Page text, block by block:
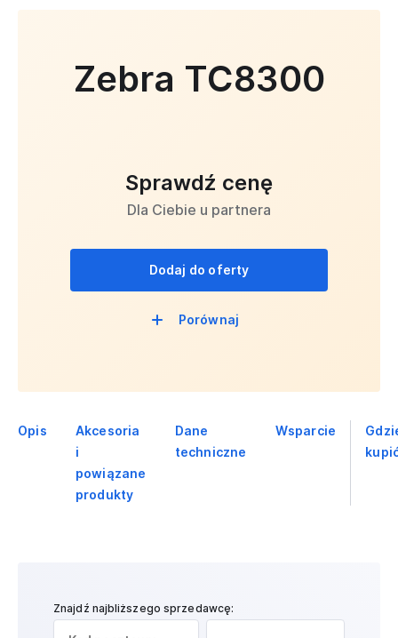
Zebra TC8300
Sprawdź cenę
Dla Ciebie u partnera
Dodaj do oferty
Porównaj
Opis
Akcesoria
i
powiązane
produkty
Dane
techniczne
Wsparcie
Znajdź najbliższego sprzedawcę: